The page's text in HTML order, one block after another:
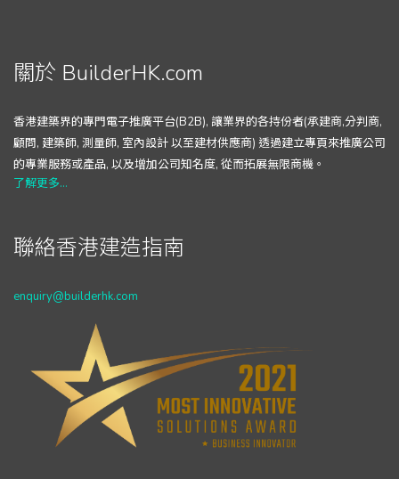
關於 BuilderHK.com
香港建築界的專門電子推廣平台(B2B), 讓業界的各持份者(承建商,分判商,
顧問, 建築師, 測量師, 室內設計 以至建材供應商) 透過建立專頁來推廣公司
的專業服務或產品, 以及增加公司知名度, 從而拓展無限商機。
了解更多...
聯絡香港建造指南
enquiry@builderhk.com